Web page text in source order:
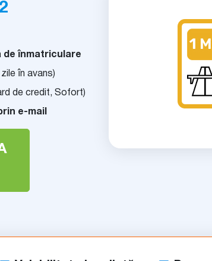
de înmatriculare
în avans)
de credit, Sofort)
e-mail